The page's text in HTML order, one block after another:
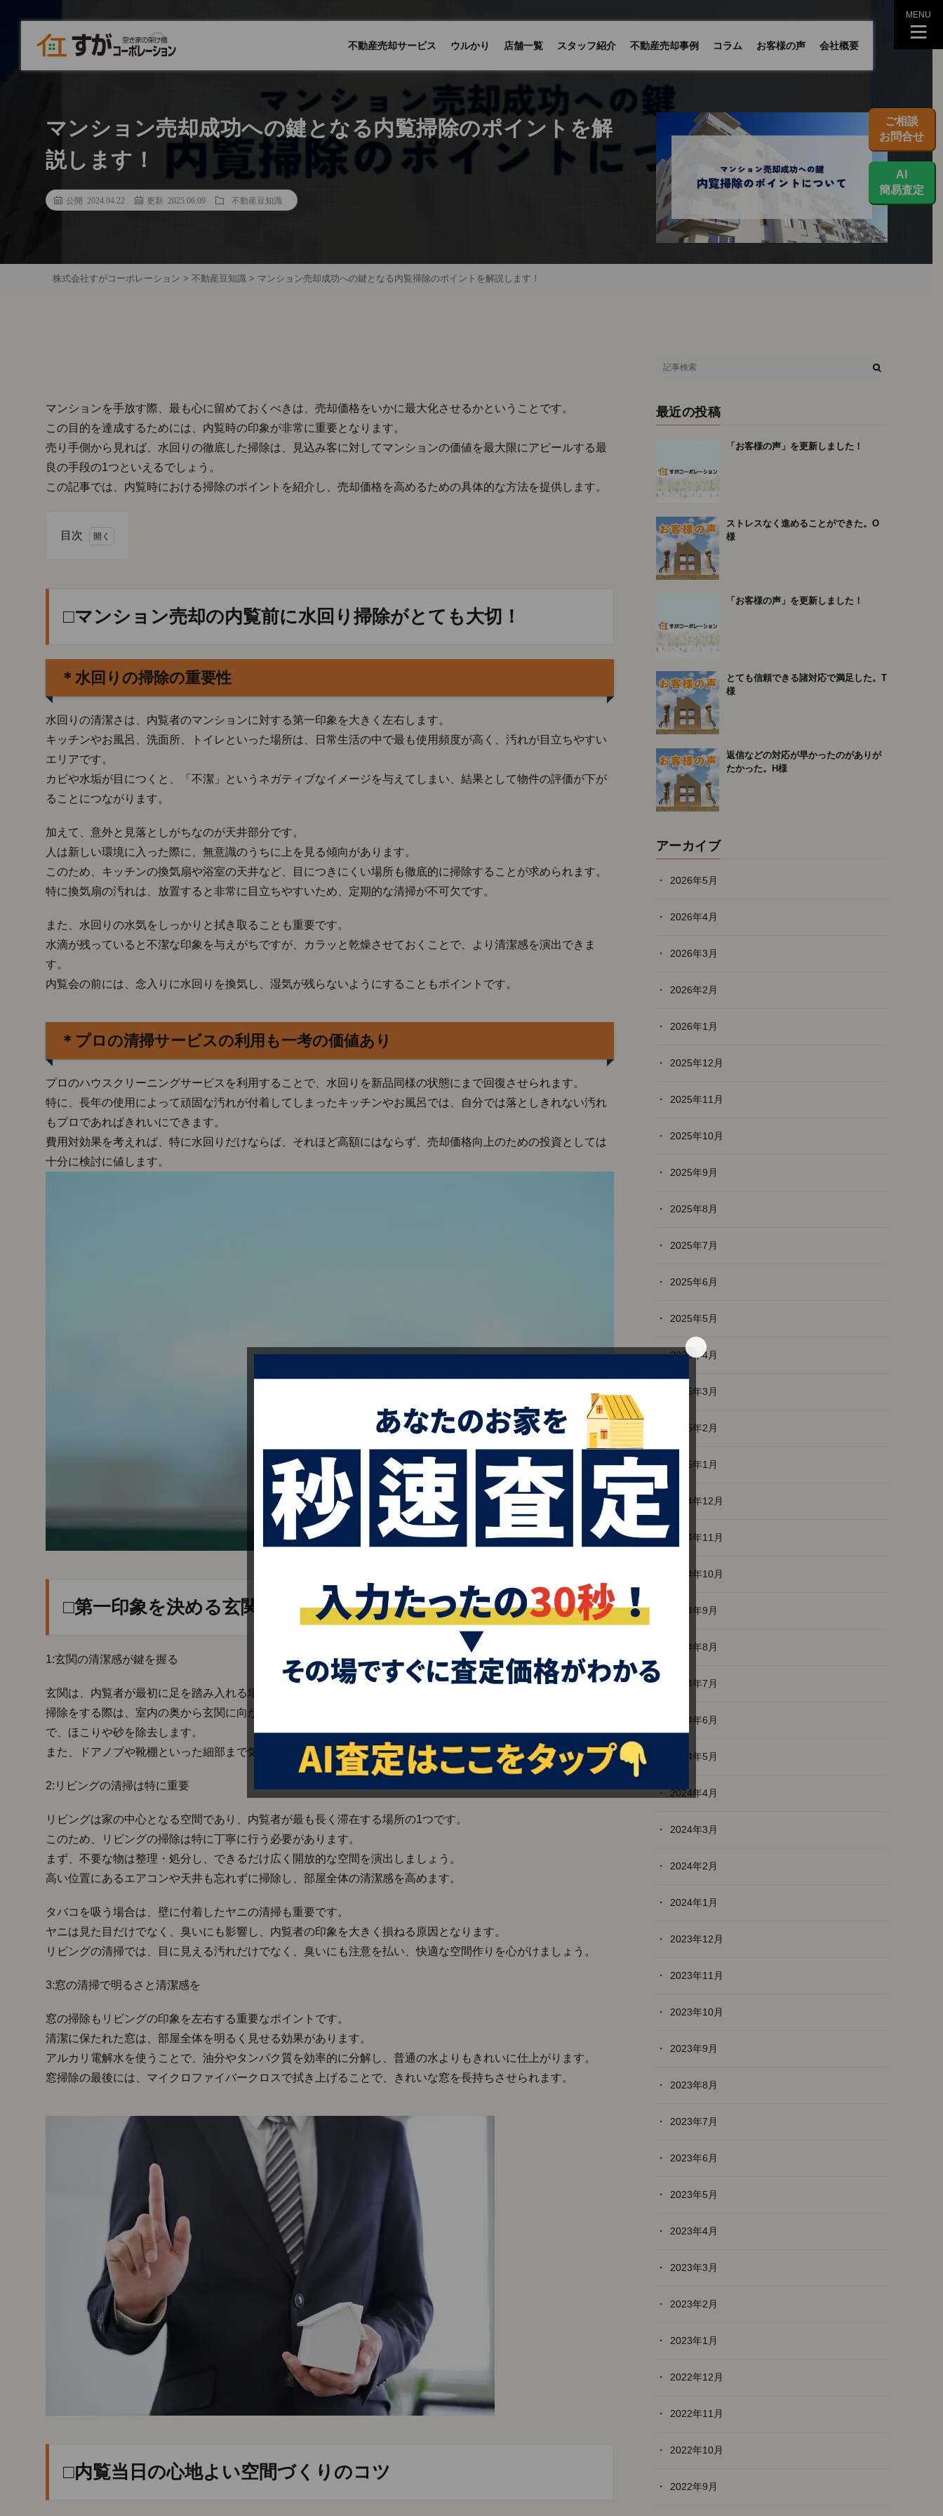
不動産売却サービス ウルかり 店舗一覧 スタッフ紹介 不動産売却事例 コラム お客様の声 会社概要
MENU
マンション売却成功への鍵となる内覧掃除のポイントを解
説します！
公開 2024.04.22 更新 2025.06.09 不動産豆知識
株式会社すがコーポレーション > 不動産豆知識 > マンション売却成功への鍵となる内覧掃除のポイントを解説します！
マンションを手放す際、最も心に留めておくべきは、売却価格をいかに最大化させるかということです。
この目的を達成するためには、内覧時の印象が非常に重要となります。
売り手側から見れば、水回りの徹底した掃除は、見込み客に対してマンションの価値を最大限にアピールする最
良の手段の1つといえるでしょう。
この記事では、内覧時における掃除のポイントを紹介し、売却価格を高めるための具体的な方法を提供します。
目次
売却
回り
掃除
ても
大
切！
1.1.
＊水
回り
除の
重要
性
1.2.
ロの
サー
の利
の価
値あ
一
印
象
決
空
の
4.
と
め
□マンション売却の内覧前に水回り掃除がとても大切！
＊水回りの掃除の重要性
水回りの清潔さは、内覧者のマンションに対する第一印象を大きく左右します。
キッチンやお風呂、洗面所、トイレといった場所は、日常生活の中で最も使用頻度が高く、汚れが目立ちやすい
エリアです。
カビや水垢が目につくと、「不潔」というネガティブなイメージを与えてしまい、結果として物件の評価が下が
ることにつながります。
加えて、意外と見落としがちなのが天井部分です。
人は新しい環境に入った際に、無意識のうちに上を見る傾向があります。
このため、キッチンの換気扇や浴室の天井など、目につきにくい場所も徹底的に掃除することが求められます。
特に換気扇の汚れは、放置すると非常に目立ちやすいため、定期的な清掃が不可欠です。
また、水回りの水気をしっかりと拭き取ることも重要です。
水滴が残っていると不潔な印象を与えがちですが、カラッと乾燥させておくことで、より清潔感を演出できま
す。
内覧会の前には、念入りに水回りを換気し、湿気が残らないようにすることもポイントです。
＊プロの清掃サービスの利用も一考の価値あり
プロのハウスクリーニングサービスを利用することで、水回りを新品同様の状態にまで回復させられます。
特に、長年の使用によって頑固な汚れが付着してしまったキッチンやお風呂では、自分では落としきれない汚れ
もプロであればきれいにできます。
費用対効果を考えれば、特に水回りだけならば、それほど高額にはならず、売却価格向上のための投資としては
十分に検討に値します。
□第一印象を決める玄関とリビングの掃除術
1:玄関の清潔感が鍵を握る
玄関は、内覧者が最初に足を踏み入れる場所であり、その清潔感は物件全体の印象を大きく左右します。
掃除をする際は、室内の奥から玄関に向かって掃き掃除を行い、その後、廊下や玄関周辺を拭き掃除すること
で、ほこりや砂を除去します。
また、ドアノブや靴棚といった細部まで気を配り、内覧者に良い第一印象を与えましょう。
2:リビングの清掃は特に重要
リビングは家の中心となる空間であり、内覧者が最も長く滞在する場所の1つです。
このため、リビングの掃除は特に丁寧に行う必要があります。
まず、不要な物は整理・処分し、できるだけ広く開放的な空間を演出しましょう。
高い位置にあるエアコンや天井も忘れずに掃除し、部屋全体の清潔感を高めます。
タバコを吸う場合は、壁に付着したヤニの清掃も重要です。
ヤニは見た目だけでなく、臭いにも影響し、内覧者の印象を大きく損ねる原因となります。
リビングの清掃では、目に見える汚れだけでなく、臭いにも注意を払い、快適な空間作りを心がけましょう。
3:窓の清掃で明るさと清潔感を
窓の掃除もリビングの印象を左右する重要なポイントです。
清潔に保たれた窓は、部屋全体を明るく見せる効果があります。
アルカリ電解水を使うことで、油分やタンパク質を効率的に分解し、普通の水よりもきれいに仕上がります。
窓掃除の最後には、マイクロファイバークロスで拭き上げることで、きれいな窓を長持ちさせられます。
□内覧当日の心地よい空間づくりのコツ
最近の投稿
「お客様の声」を更新しました！
ストレスなく進めることができた。O
様
「お客様の声」を更新しました！
とても信頼できる諸対応で満足した。T
様
返信などの対応が早かったのがありが
たかった。H様
アーカイブ
2026年5月
2026年4月
2026年3月
2026年2月
2026年1月
2025年12月
2025年11月
2025年10月
2025年9月
2025年8月
2025年7月
2025年6月
2025年5月
2025年4月
2025年3月
2025年2月
2025年1月
2024年12月
2024年11月
2024年10月
2024年9月
2024年8月
2024年7月
2024年6月
2024年5月
2024年4月
2024年3月
2024年2月
2024年1月
2023年12月
2023年11月
2023年10月
2023年9月
2023年8月
2023年7月
2023年6月
2023年5月
2023年4月
2023年3月
2023年2月
2023年1月
2022年12月
2022年11月
2022年10月
2022年9月
ご相談
お問合せ
AI
簡易査定